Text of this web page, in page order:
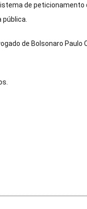
de peticionamento
de Bolsonaro Paulo